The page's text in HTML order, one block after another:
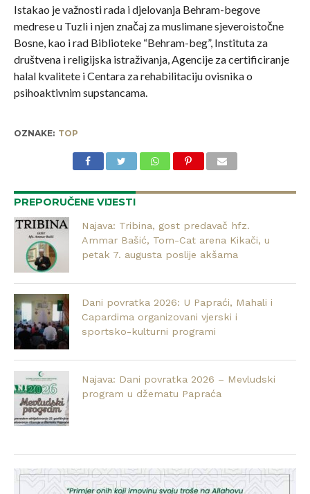
Istakao je važnosti rada i djelovanja Behram-begove
medrese u Tuzli i njen značaj za muslimane sjeveroistočne
Bosne, kao i rad Biblioteke “Behram-beg”, Instituta za
društvena i religijska istraživanja, Agencije za certificiranje
halal kvalitete i Centara za rehabilitaciju ovisnika o
psihoaktivnim supstancama.
OZNAKE: TOP
PREPORUČENE VIJESTI
Najava: Tribina, gost predavač hfz.
Ammar Bašić, Tom-Cat arena Kikači, u
petak 7. augusta poslije akšama
Dani povratka 2026: U Papraći, Mahali i
Capardima organizovani vjerski i
sportsko-kulturni programi
Najava: Dani povratka 2026 – Mevludski
program u džematu Papraća